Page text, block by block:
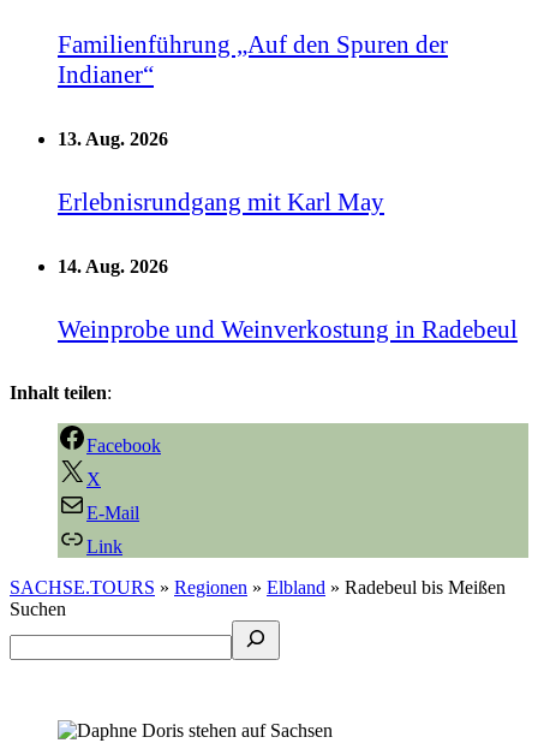
Familienführung „Auf den Spuren der
Indianer“
13. Aug. 2026
Erlebnisrundgang mit Karl May
14. Aug. 2026
Weinprobe und Weinverkostung in Radebeul
Inhalt teilen:
Facebook
X
E-Mail
Link
SACHSE.TOURS » Regionen » Elbland » Radebeul bis Meißen
Suchen